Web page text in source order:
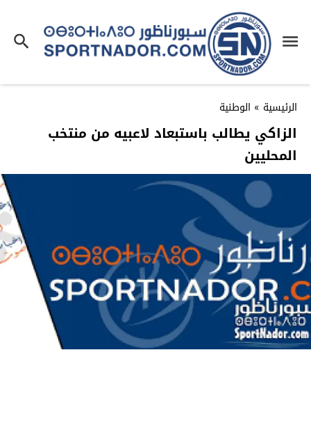
الرئيسية » الوطنية
الزاكي يطالب باستبعاد لاعبيه من منتخب
المحليين